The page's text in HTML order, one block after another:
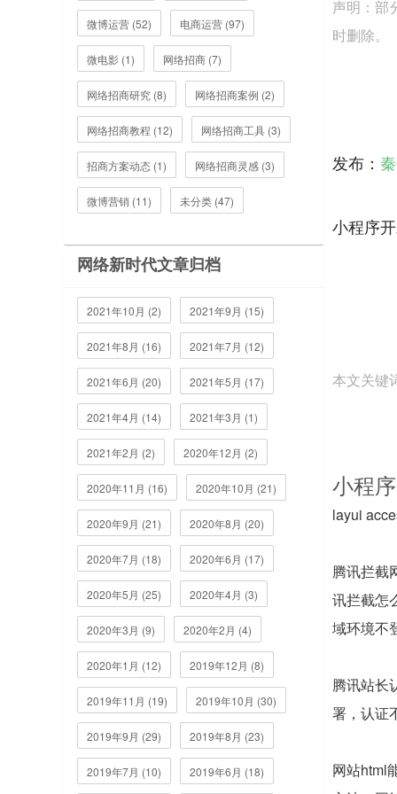
微博运营 (52) 电商运营 (97)
微电影 (1) 网络招商 (7)
网络招商研究 (8) 网络招商案例 (2)
网络招商教程 (12) 网络招商工具 (3)
招商方案动态 (1) 网络招商灵感 (3)
微博营销 (11) 未分类 (47)
网络新时代文章归档
2021年10月 (2) 2021年9月 (15)
2021年8月 (16) 2021年7月 (12)
2021年6月 (20) 2021年5月 (17)
2021年4月 (14) 2021年3月 (1)
2021年2月 (2) 2020年12月 (2)
2020年11月 (16) 2020年10月 (21)
2020年9月 (21) 2020年8月 (20)
2020年7月 (18) 2020年6月 (17)
2020年5月 (25) 2020年4月 (3)
2020年3月 (9) 2020年2月 (4)
2020年1月 (12) 2019年12月 (8)
2019年11月 (19) 2019年10月 (30)
2019年9月 (29) 2019年8月 (23)
2019年7月 (10) 2019年6月 (18)
声明：部
时删除。
发布：
小程序
本文关键
小程
layui
腾讯拦截
讯拦截怎
域环境不
腾讯站长
署，认证
网站html